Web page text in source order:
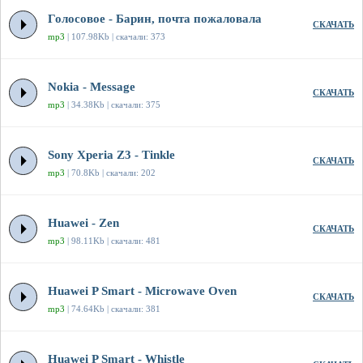
Голосовое - Барин, почта пожаловала
mp3 | 107.98Kb | скачали: 373
СКАЧАТЬ
Nokia - Message
mp3 | 34.38Kb | скачали: 375
СКАЧАТЬ
Sony Xperia Z3 - Tinkle
mp3 | 70.8Kb | скачали: 202
СКАЧАТЬ
Huawei - Zen
mp3 | 98.11Kb | скачали: 481
СКАЧАТЬ
Huawei P Smart - Microwave Oven
mp3 | 74.64Kb | скачали: 381
СКАЧАТЬ
Huawei P Smart - Whistle